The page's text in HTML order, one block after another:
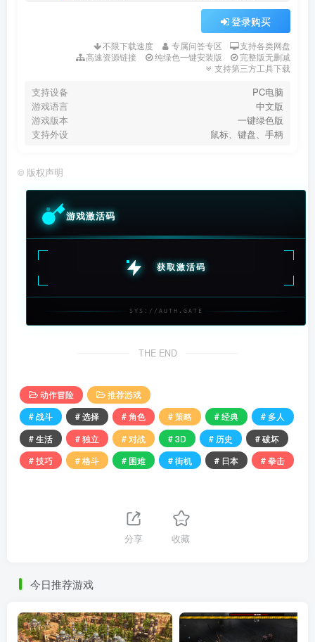
登录购买
不限下载速度 专属问答专区
支持各类网盘
高速资源链接
纯绿色一键安装版
完整版无删减
支持第三方工具下载
支持设备
PC电脑
游戏语言
中文版
游戏版本
一键绿色版
支持外设
鼠标、键盘、手柄
© 版权声明
游戏激活码
获取激活码
SYS://AUTH.GATE
THE END
动作冒险
推荐游戏
# 战斗
# 选择 # 角色 # 策略 # 经典
# 多人
# 生活
# 独立 # 对战 # 3D # 历史
# 破坏
# 技巧
# 格斗 # 困难 # 街机 # 日本 # 拳击
分享 收藏
今日推荐游戏